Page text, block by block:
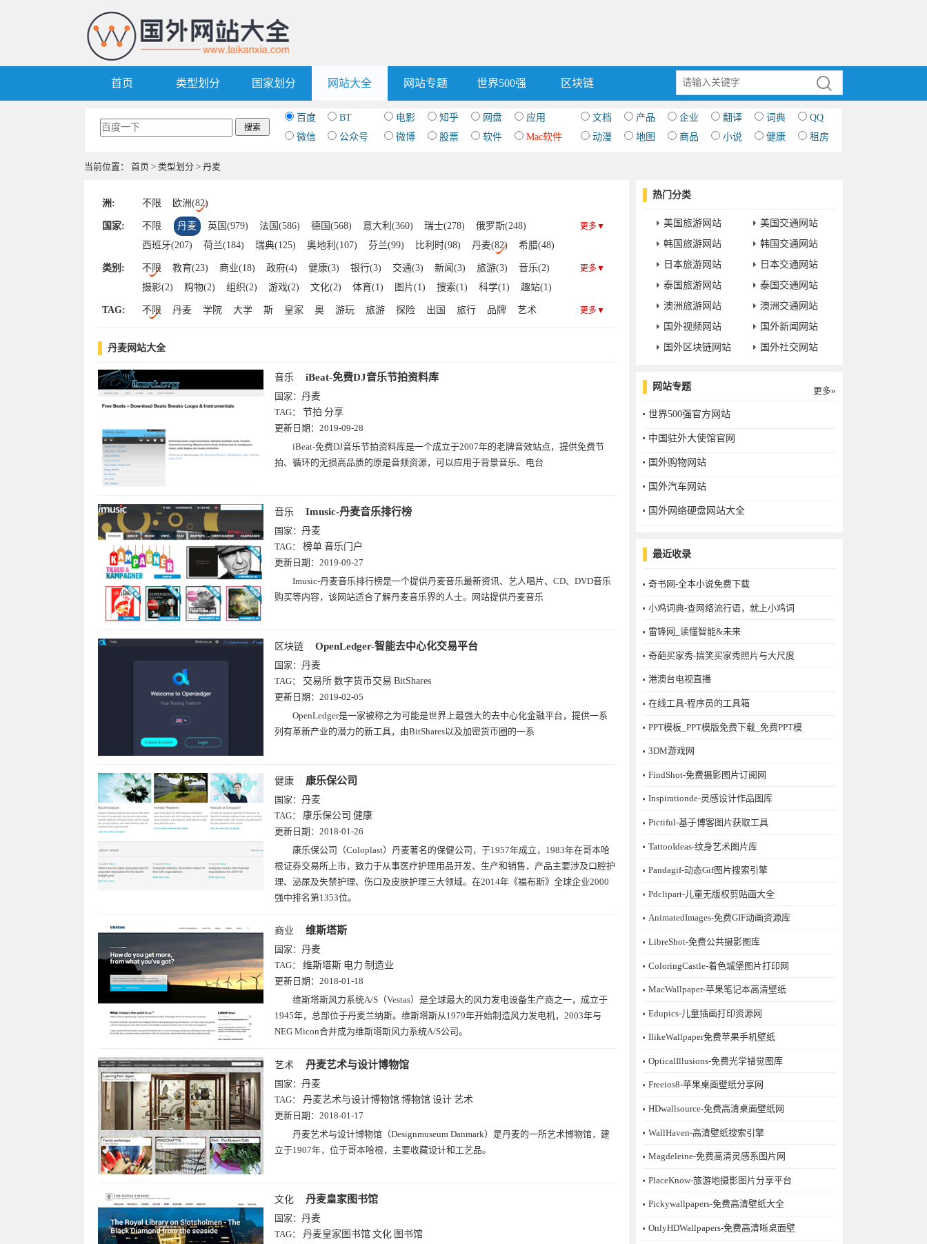
首页 类型划分 国家划分 网站大全 网站专题 世界500强 区块链
百度 BT 电影 知乎 网盘 应用 文档 产品 企业 翻译 词典
QQ
微信
公众号 微博 股票 软件 Mac软件 动漫 地图 商品 小说 健康 租房
当前位置： 首页 > 类型划分 > 丹麦
洲: 不限 欧洲(82)
国家: 不限 丹麦 英国(979) 法国(586) 德国(568) 意大利(360) 瑞士(278)
俄罗斯(248)
西班牙(207)
荷兰(184) 瑞典(125) 奥地利(107) 芬兰(99) 比利时(98) 丹麦(82)
希腊(48)
爱尔兰(46)
葡萄牙(45) 土耳其(43) 波兰(42) 挪威(39) 乌克兰(29) 捷克(28)
匈牙利(21)
冰岛(19)
卢森堡(17) 白俄罗斯(16) 保加利亚(15) 爱沙尼亚(15)
罗马尼亚(14)
塞浦路斯(14)
阿尔巴尼亚(13) 克罗地亚(9) 塞尔维亚(8) 拉脱维亚(8) 波黑(7)
梵蒂冈(7)
立陶宛(7)
摩尔多瓦(5)
更多▼
类别: 不限 教育(23) 商业(18) 政府(4) 健康(3) 银行(3) 交通(3) 新闻(3) 旅游(3)
音乐(2)
摄影(2)
购物(2) 组织(2) 游戏(2) 文化(2) 体育(1) 图片(1) 搜索(1) 科学(1)
趣站(1)
区块链(1)
汽车(1) 时尚(1) 艺术(1) IT(1)
更多▼
TAG: 不限 丹麦 学院 大学 斯 皇家 奥 游玩 旅游 探险 出国 旅行 品牌
艺术
商城
更多▼
丹麦网站大全
音乐 iBeat-免费DJ音乐节拍资料库
国家： 丹麦
TAG： 节拍 分享
更新日期： 2019-09-28
iBeat-免费DJ音乐节拍资料库是一个成立于2007年的老牌音效站点，提供免费节
拍、循环的无损高品质的原是音频资源，可以应用于背景音乐、电台
音乐 Imusic-丹麦音乐排行榜
国家： 丹麦
TAG： 榜单 音乐门户
更新日期： 2019-09-27
Imusic-丹麦音乐排行榜是一个提供丹麦音乐最新资讯、艺人唱片、CD、DVD音乐
购买等内容，该网站适合了解丹麦音乐界的人士。网站提供丹麦音乐
区块链 OpenLedger-智能去中心化交易平台
国家： 丹麦
TAG： 交易所 数字货币交易 BitShares
更新日期： 2019-02-05
OpenLedger是一家被称之为可能是世界上最强大的去中心化金融平台，提供一系
列有革新产业的潜力的新工具，由BitShares以及加密货币圈的一系
健康 康乐保公司
国家： 丹麦
TAG： 康乐保公司 健康
更新日期： 2018-01-26
康乐保公司（Coloplast）丹麦著名的保健公司，于1957年成立，1983年在哥本哈
根证券交易所上市，致力于从事医疗护理用品开发、生产和销售，产品主要涉及口腔护
理、泌尿及失禁护理、伤口及皮肤护理三大领域。在2014年《福布斯》全球企业2000
强中排名第1353位。
商业 维斯塔斯
国家： 丹麦
TAG： 维斯塔斯 电力 制造业
更新日期： 2018-01-18
维斯塔斯风力系统A/S（Vestas）是全球最大的风力发电设备生产商之一，成立于
1945年，总部位于丹麦兰纳斯。维斯塔斯从1979年开始制造风力发电机，2003年与
NEG Micon合并成为维斯塔斯风力系统A/S公司。
艺术 丹麦艺术与设计博物馆
国家： 丹麦
TAG： 丹麦艺术与设计博物馆 博物馆 设计 艺术
更新日期： 2018-01-17
丹麦艺术与设计博物馆（Designmuseum Danmark）是丹麦的一所艺术博物馆，建
立于1907年，位于哥本哈根，主要收藏设计和工艺品。
文化 丹麦皇家图书馆
国家： 丹麦
TAG： 丹麦皇家图书馆 文化 图书馆
热门分类
美国旅游网站
美国交通网站
韩国旅游网站
韩国交通网站
日本旅游网站
日本交通网站
泰国旅游网站
泰国交通网站
澳洲旅游网站
澳洲交通网站
国外视频网站
国外新闻网站
国外区块链网站
国外社交网站
网站专题 更多»
世界500强官方网站
中国驻外大使馆官网
国外购物网站
国外汽车网站
国外网络硬盘网站大全
最近收录
奇书网-全本小说免费下载
小鸡词典-查网络流行语，就上小鸡词
雷锋网_读懂智能&未来
奇葩买家秀-搞笑买家秀照片与大尺度
港澳台电视直播
在线工具-程序员的工具箱
PPT模板_PPT模版免费下载_免费PPT模
3DM游戏网
FindShot-免费摄影图片订阅网
Inspirationde-灵感设计作品图库
Pictiful-基于博客图片获取工具
TattooIdeas-纹身艺术图片库
Pandagif-动态Gif图片搜索引擎
Pdclipart-儿童无版权剪贴画大全
AnimatedImages-免费GIF动画资源库
LibreShot-免费公共摄影图库
ColoringCastle-着色城堡图片打印网
MacWallpaper-苹果笔记本高清壁纸
Edupics-儿童插画打印资源网
IlikeWallpaper免费苹果手机壁纸
OpticalIllusions-免费光学错觉图库
Freeios8-苹果桌面壁纸分享网
HDwallsource-免费高清桌面壁纸网
WallHaven-高清壁纸搜索引擎
Magdeleine-免费高清灵感系图片网
PlaceKnow-旅游地摄影图片分享平台
Pickywallpapers-免费高清壁纸大全
OnlyHDWallpapers-免费高清晰桌面壁